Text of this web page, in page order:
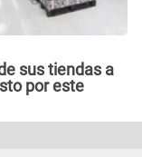
sus tiendas a
por este